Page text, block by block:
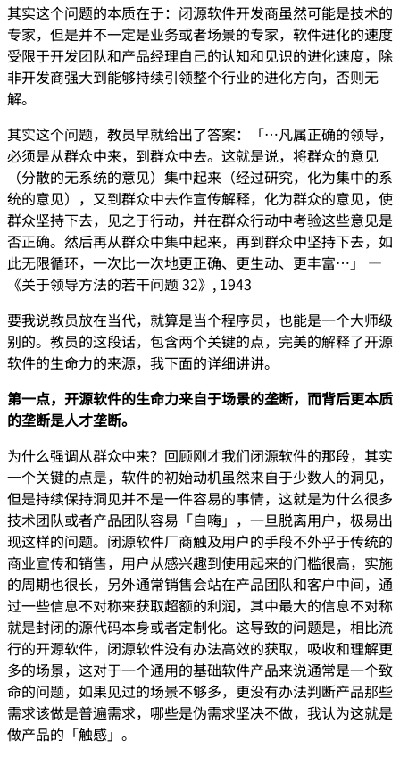
其实这个问题的本质在于：闭源软件开发商虽然可能是技术的
专家，但是并不一定是业务或者场景的专家，软件进化的速度
受限于开发团队和产品经理自己的认知和见识的进化速度，除
非开发商强大到能够持续引领整个行业的进化方向，否则无
解。
其实这个问题，教员早就给出了答案：「…凡属正确的领导，
必须是从群众中来，到群众中去。这就是说，将群众的意见
（分散的无系统的意见）集中起来（经过研究，化为集中的系
统的意见），又到群众中去作宣传解释，化为群众的意见，使
群众坚持下去，见之于行动，并在群众行动中考验这些意见是
否正确。然后再从群众中集中起来，再到群众中坚持下去，如
此无限循环，一次比一次地更正确、更生动、更丰富…」 —
《关于领导方法的若干问题 32》, 1943
要我说教员放在当代，就算是当个程序员，也能是一个大师级
别的。教员的这段话，包含两个关键的点，完美的解释了开源
软件的生命力的来源，我下面的详细讲讲。
第一点，开源软件的生命力来自于场景的垄断，而背后更本质
的垄断是人才垄断。
为什么强调从群众中来？回顾刚才我们闭源软件的那段，其实
一个关键的点是，软件的初始动机虽然来自于少数人的洞见，
但是持续保持洞见并不是一件容易的事情，这就是为什么很多
技术团队或者产品团队容易「自嗨」，一旦脱离用户，极易出
现这样的问题。闭源软件厂商触及用户的手段不外乎于传统的
商业宣传和销售，用户从感兴趣到使用起来的门槛很高，实施
的周期也很长，另外通常销售会站在产品团队和客户中间，通
过一些信息不对称来获取超额的利润，其中最大的信息不对称
就是封闭的源代码本身或者定制化。这导致的问题是，相比流
行的开源软件，闭源软件没有办法高效的获取，吸收和理解更
多的场景，这对于一个通用的基础软件产品来说通常是一个致
命的问题，如果见过的场景不够多，更没有办法判断产品那些
需求该做是普遍需求，哪些是伪需求坚决不做，我认为这就是
做产品的「触感」。